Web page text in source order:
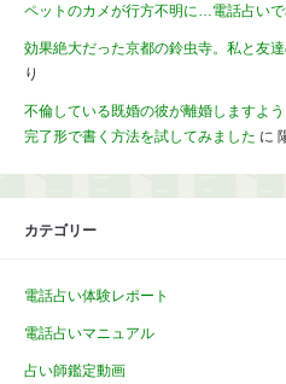
ペットのカメが行方不明に…電話占い
効果絶大だった京都の鈴虫寺。私と友
り
不倫している既婚の彼が離婚しますよ
完了形で書く方法を試してみました に
カテゴリー
電話占い体験レポート
電話占いマニュアル
占い師鑑定動画